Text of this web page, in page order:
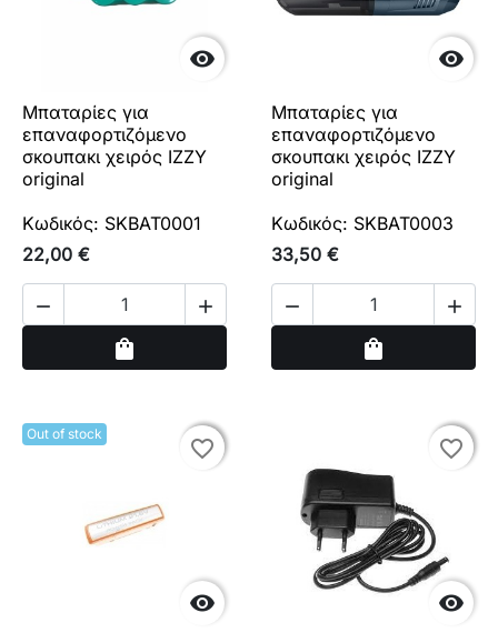

Μπαταρίες για
επαναφορτιζόμενο
σκουπακι χειρός IZZY
original
Κωδικός: SKBAT0001
22,00 €
 
shopping_bag

Μπαταρίες για
επαναφορτιζόμενο
σκουπακι χειρός IZZY
original
Κωδικός: SKBAT0003
33,50 €
 
shopping_bag
Out of stock

favorite_border
favorite_border

favorite_border
favorite_border